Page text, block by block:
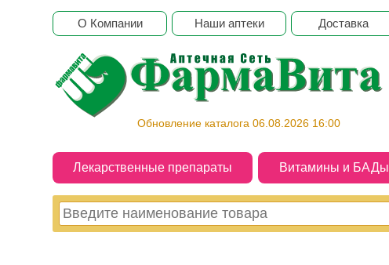
О Компании Наши аптеки Доставка
Обновление каталога 06.08.2026 16:00
Лекарственные препараты Витамины и БАДы